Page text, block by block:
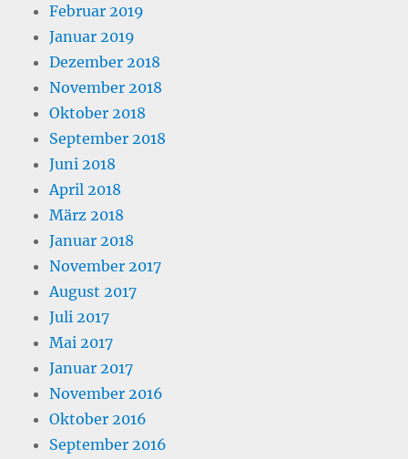
Februar 2019
Januar 2019
Dezember 2018
November 2018
Oktober 2018
September 2018
Juni 2018
April 2018
März 2018
Januar 2018
November 2017
August 2017
Juli 2017
Mai 2017
Januar 2017
November 2016
Oktober 2016
September 2016